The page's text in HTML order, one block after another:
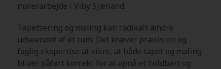
malerarbejde i Viby Sjælland.
Tapetsering og maling kan radikalt ændre
udseendet af et rum. Det kræver præcision og
faglig ekspertise at sikre, at både tapet og maling
bliver påført korrekt for at opnå et holdbart og